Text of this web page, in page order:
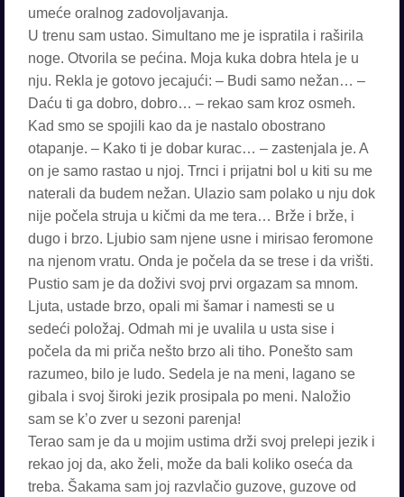
umeće oralnog zadovoljavanja.
U trenu sam ustao. Simultano me je ispratila i raširila
noge. Otvorila se pećina. Moja kuka dobra htela je u
nju. Rekla je gotovo jecajući: – Budi samo nežan… –
Daću ti ga dobro, dobro… – rekao sam kroz osmeh.
Kad smo se spojili kao da je nastalo obostrano
otapanje. – Kako ti je dobar kurac… – zastenjala je. A
on je samo rastao u njoj. Trnci i prijatni bol u kiti su me
naterali da budem nežan. Ulazio sam polako u nju dok
nije počela struja u kičmi da me tera… Brže i brže, i
dugo i brzo. Ljubio sam njene usne i mirisao feromone
na njenom vratu. Onda je počela da se trese i da vrišti.
Pustio sam je da doživi svoj prvi orgazam sa mnom.
Ljuta, ustade brzo, opali mi šamar i namesti se u
sedeći položaj. Odmah mi je uvalila u usta sise i
počela da mi priča nešto brzo ali tiho. Ponešto sam
razumeo, bilo je ludo. Sedela je na meni, lagano se
gibala i svoj široki jezik prosipala po meni. Naložio
sam se k’o zver u sezoni parenja!
Terao sam je da u mojim ustima drži svoj prelepi jezik i
rekao joj da, ako želi, može da bali koliko oseća da
treba. Šakama sam joj razvlačio guzove, guzove od